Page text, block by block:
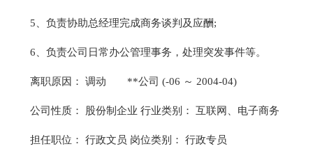
5、负责协助总经理完成商务谈判及应酬;
6、负责公司日常办公管理事务，处理突发事件等。
离职原因： 调动 **公司 (-06 ～ 2004-04)
公司性质： 股份制企业 行业类别： 互联网、电子商务
担任职位： 行政文员 岗位类别： 行政专员